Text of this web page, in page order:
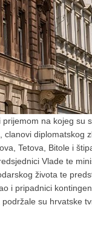
na kojeg su
diplomatskog
Tetova, Bitole i
Vlade te
života te
i pripadnici
su hrvatske